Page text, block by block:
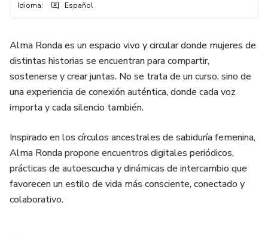
Idioma: Español
Alma Ronda es un espacio vivo y circular donde mujeres de
distintas historias se encuentran para compartir,
sostenerse y crear juntas. No se trata de un curso, sino de
una experiencia de conexión auténtica, donde cada voz
importa y cada silencio también.
Inspirado en los círculos ancestrales de sabiduría femenina,
Alma Ronda propone encuentros digitales periódicos,
prácticas de autoescucha y dinámicas de intercambio que
favorecen un estilo de vida más consciente, conectado y
colaborativo.